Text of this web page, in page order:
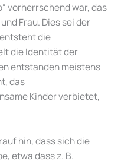
vorherrschend war, das
Frau. Dies sei der
die
die Identität der
entstanden meistens
das
Kinder verbietet,
hin, dass sich die
etwa dass z. B.